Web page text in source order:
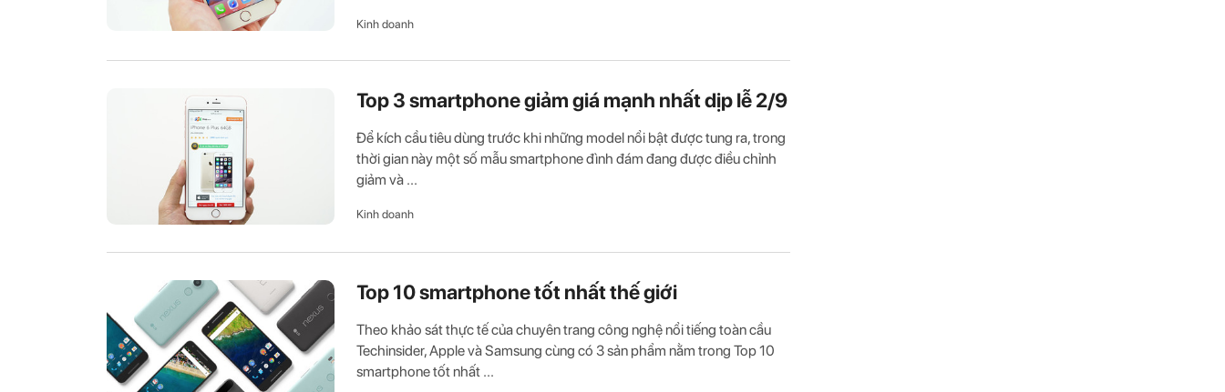
Kinh doanh
Top 3 smartphone giảm giá mạnh nhất dịp lễ 2/9
Để kích cầu tiêu dùng trước khi những model nổi bật được tung ra, trong
thời gian này một số mẫu smartphone đình đám đang được điều chỉnh
giảm và ...
Kinh doanh
Top 10 smartphone tốt nhất thế giới
Theo khảo sát thực tế của chuyên trang công nghệ nổi tiếng toàn cầu
Techinsider, Apple và Samsung cùng có 3 sản phẩm nằm trong Top 10
smartphone tốt nhất ...